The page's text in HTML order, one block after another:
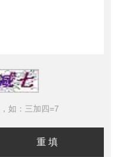
如：三加四=7